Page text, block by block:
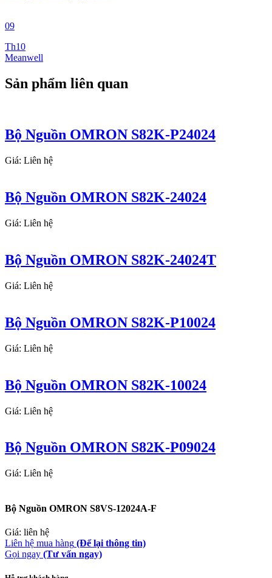
09
Th10
Meanwell
Sản phẩm liên quan
Bộ Nguồn OMRON S82K-P24024
Giá: Liên hệ
Bộ Nguồn OMRON S82K-24024
Giá: Liên hệ
Bộ Nguồn OMRON S82K-24024T
Giá: Liên hệ
Bộ Nguồn OMRON S82K-P10024
Giá: Liên hệ
Bộ Nguồn OMRON S82K-10024
Giá: Liên hệ
Bộ Nguồn OMRON S82K-P09024
Giá: Liên hệ
Bộ Nguồn OMRON S8VS-12024A-F
Giá: liên hệ
Liên hệ mua hàng (Để lại thông tin)
Gọi ngay (Tư vấn ngay)